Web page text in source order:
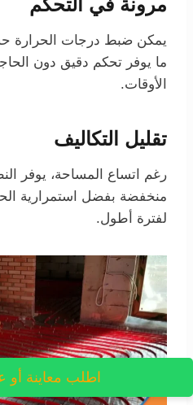
مرونة في التحكم
يمكن ضبط درجات الحرارة
ما يوفر تحكم دقيق دون
الأوقات.
تقليل التكاليف
رغم اتساع المساحة، يوفر
منخفضة بفضل استمرارية
لفترة أطول.
اطلب معاينة